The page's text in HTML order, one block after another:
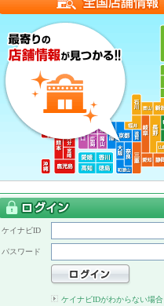
ケイナビID
パスワード
ケイナビIDがわからない場合